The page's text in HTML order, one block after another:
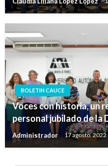
BOLETIN CAUCE
Voces con historia, un
personal jubilado de la
Administrador 17 agosto, 2022